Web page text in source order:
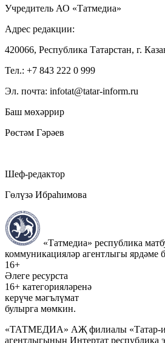
Учредитель АО «Татмедиа»
Адрес редакции:
420066, Республика Татарстан, г.
Тел.: +7 843 222 0 999
Эл. почта: infotat@tatar-inform.ru
Баш мөхәррир
Рөстәм Гәрәев
Шеф-редактор
Гөлүзә Ибраһимова
«Татмедиа» республика
коммуникацияләр агентлыгы ярдәме
16+
Әлеге ресурста
16+ категорияләренә
керүче мәгълүмат
булырга мөмкин.
«ТАТМЕДИА» АҖ филиалы «Татар-
агентлыгының Интертат республика